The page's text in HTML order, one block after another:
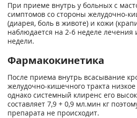
При приеме внутрь у больных с
симптомов со стороны желудочно-
(диарея, боль в животе) и кожи
наблюдается на 2-6 неделе лечения
недели.
Фармакокинетика
После приема внутрь всасывание
желудочно-кишечного тракта
однако системный клиренс его
составляет 7,9 + 0,9 мл.мин кг
препарата не происходит.